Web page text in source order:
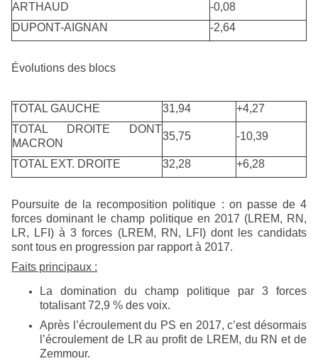
ARTHAUD
-0,08
DUPONT-AIGNAN
-2,64
Évolutions des blocs
TOTAL GAUCHE 31,94
+4,27
TOTAL DROITE DONT
MACRON
35,75 -10,39
TOTAL EXT. DROITE 32,28 +6,28
Poursuite de la recomposition politique : on passe de 4
forces dominant le champ politique en 2017 (LREM, RN,
LR, LFI) à 3 forces (LREM, RN, LFI) dont les candidats
sont tous en progression par rapport à 2017.
Faits principaux :
La domination du champ politique par 3 forces
totalisant 72,9 % des voix.
Après l’écroulement du PS en 2017, c’est désormais
l’écroulement de LR au profit de LREM, du RN et de
Zemmour.